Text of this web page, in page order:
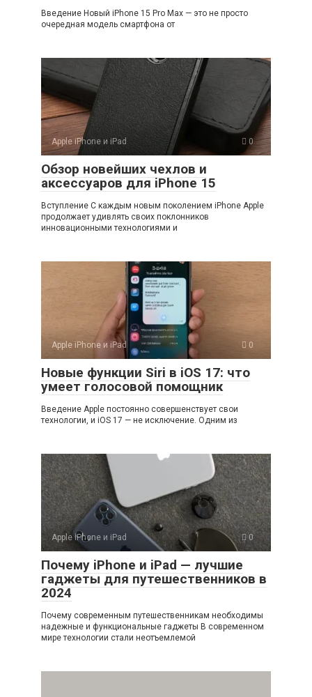
Введение Новый iPhone 15 Pro Max — это не просто
очередная модель смартфона от
Apple iPhone и iPad 0
Обзор новейших чехлов и
аксессуаров для iPhone 15
Вступление С каждым новым поколением iPhone Apple
продолжает удивлять своих поклонников
инновационными технологиями и
Apple iPhone и iPad 0
Новые функции Siri в iOS 17: что
умеет голосовой помощник
Введение Apple постоянно совершенствует свои
технологии, и iOS 17 — не исключение. Одним из
Apple iPhone и iPad 0
Почему iPhone и iPad — лучшие
гаджеты для путешественников в
2024
Почему современным путешественникам необходимы
надежные и функциональные гаджеты В современном
мире технологии стали неотъемлемой